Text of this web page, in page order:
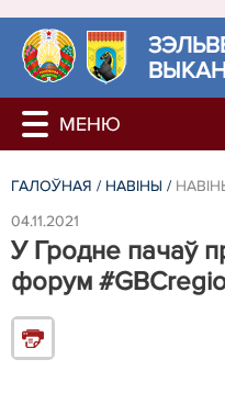
ГАЛОЎНАЯ / НАВIНЫ /
04.11.2021
У Гродне пачаў
форум